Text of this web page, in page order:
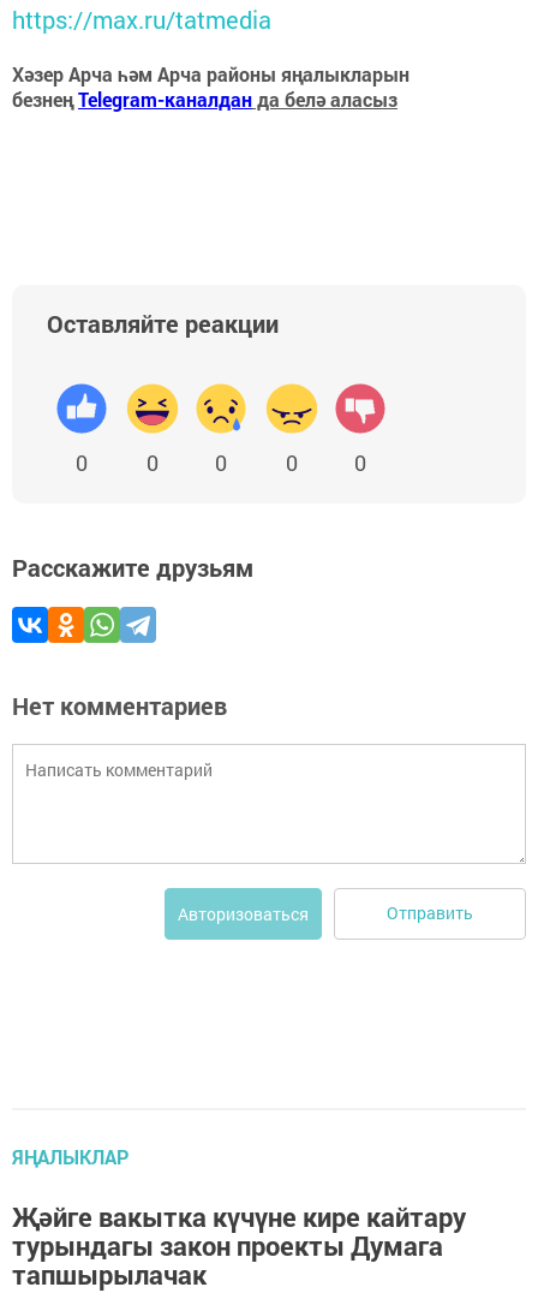
https://max.ru/tatmedia
Хәзер Арча һәм Арча районы яңалыкларын
безнеңTelegram-каналданда белә аласыз
Оставляйте реакции
0 0 0 0 0
Расскажите друзьям
Нет комментариев
Авторизоваться Отправить
ЯҢАЛЫКЛАР
Җәйге вакытка күчүне кире кайтару
турындагы закон проекты Думага
тапшырылачак